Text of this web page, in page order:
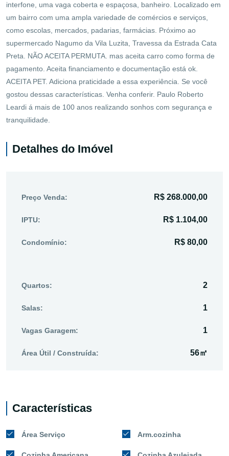
interfone, uma vaga coberta e espaçosa, banheiro. Localizado em
um bairro com uma ampla variedade de comércios e serviços,
como escolas, mercados, padarias, farmácias. Próximo ao
supermercado Nagumo da Vila Luzita, Travessa da Estrada Cata
Preta. NÃO ACEITA PERMUTA. mas aceita carro como forma de
pagamento. Aceita financiamento e documentação está ok.
ACEITA PET. Adiciona praticidade a essa experiência. Se você
gostou dessas características. Venha conferir. Paulo Roberto
Leardi á mais de 100 anos realizando sonhos com segurança e
tranquilidade.
Detalhes do Imóvel
Preço Venda: R$ 268.000,00
IPTU: R$ 1.104,00
Condomínio: R$ 80,00
Quartos: 2
Salas: 1
Vagas Garagem: 1
Área Útil / Construída: 56㎡
Características
Área Serviço Arm.cozinha